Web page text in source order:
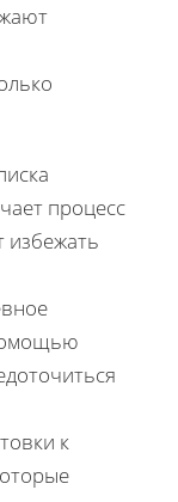
процесс
избежать
к